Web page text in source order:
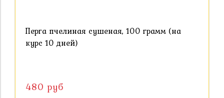
Перга пчелиная сушеная, 100 грамм (на
курс 10 дней)
480 руб